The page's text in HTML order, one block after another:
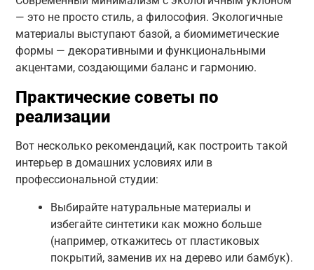
— это не просто стиль, а философия. Экологичные
материалы выступают базой, а биомиметические
формы — декоративными и функциональными
акцентами, создающими баланс и гармонию.
Практические советы по
реализации
Вот несколько рекомендаций, как построить такой
интерьер в домашних условиях или в
профессиональной студии:
Выбирайте натуральные материалы и
избегайте синтетики как можно больше
(например, откажитесь от пластиковых
покрытий, заменив их на дерево или бамбук).